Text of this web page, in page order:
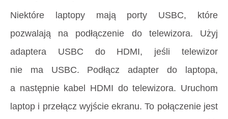
Niektóre laptopy mają porty USBC, które
pozwalają na podłączenie do telewizora. Użyj
adaptera USBC do HDMI, jeśli telewizor
nie ma USBC. Podłącz adapter do laptopa,
a następnie kabel HDMI do telewizora. Uruchom
laptop i przełącz wyjście ekranu. To połączenie jest